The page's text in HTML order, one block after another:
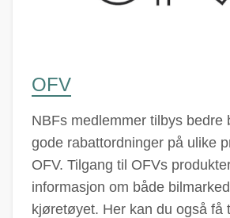
OFV
NBFs medlemmer tilbys bedre
gode rabattordninger på ulike
OFV. Tilgang til OFVs
informasjon om både
kjøretøyet. Her kan du også få